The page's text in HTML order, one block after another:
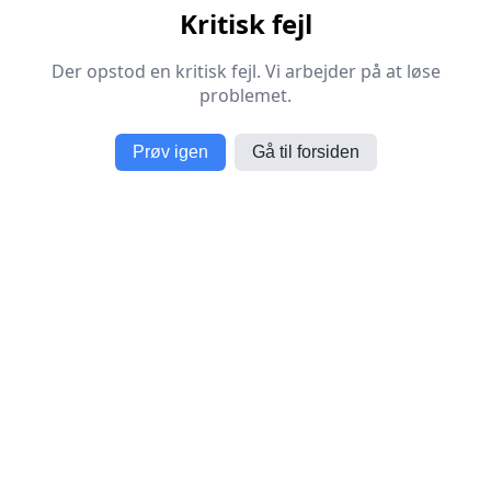
Kritisk fejl
Der opstod en kritisk fejl. Vi arbejder på at løse
problemet.
Prøv igen Gå til forsiden